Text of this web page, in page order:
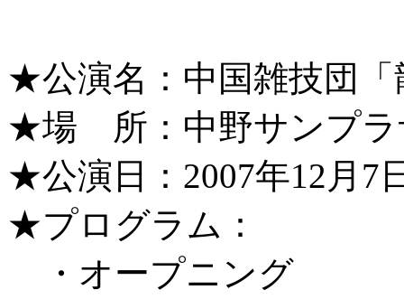
★公演名：中国雑技団「
★場 所：中野サンプラ
★公演日：2007年12月7
★プログラム：
・オープニング